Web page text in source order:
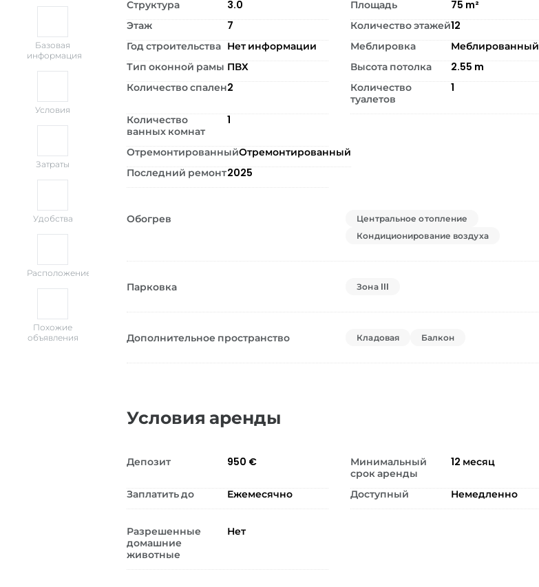
Базовая
информация
Условия
Затраты
Удобства
Расположение
Похожие
объявления
Структура 3.0 Площадь 75 m²
Этаж
7 Количество этажей12
Год строительства Нет информации Меблировка
Меблированный
Тип оконной рамы ПВХ Высота потолка 2.55 m
Количество спален2
Количество
туалетов
1
Количество
ванных комнат
1
ОтремонтированныйОтремонтированный
Последний ремонт2025
Обогрев
Центральное отопление
Кондиционирование воздуха
Парковка Зона III
Дополнительное пространство Кладовая Балкон
Условия аренды
Депозит 950 €
Минимальный
срок аренды
12 месяц
Заплатить до Ежемесячно Доступный Немедленно
Разрешенные
домашние
животные
Нет